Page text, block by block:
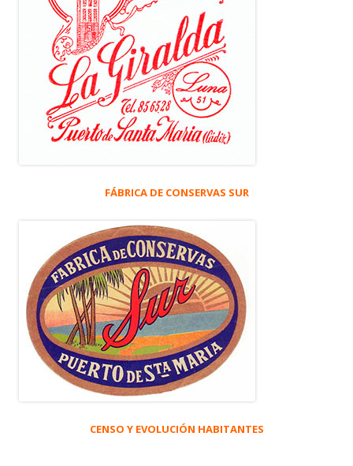
FÁBRICA DE CONSERVAS SUR
CENSO Y EVOLUCIÓN HABITANTES